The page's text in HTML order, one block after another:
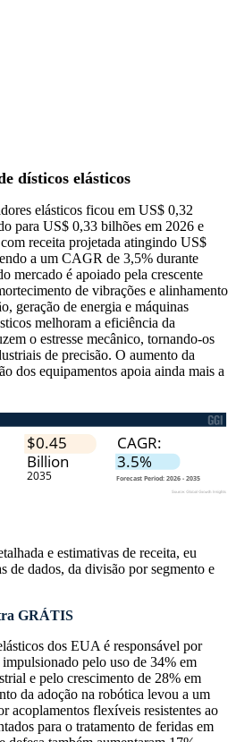
dísticos elásticos
elásticos ficou em US$ 0,32
para US$ 0,33 bilhões em 2026 e
receita projetada atingindo US$
a um CAGR de 3,5% durante
mercado é apoiado pela crescente
de vibrações e alinhamento
geração de energia e máquinas
melhoram a eficiência da
o estresse mecânico, tornando-os
de precisão. O aumento da
dos equipamentos apoia ainda mais a
e estimativas de receita, eu
de dados, da divisão por segmento e
GRÁTIS
dos EUA é responsável por
pelo uso de 34% em
e pelo crescimento de 28% em
da adoção na robótica levou a um
acoplamentos flexíveis resistentes ao
para o tratamento de feridas em